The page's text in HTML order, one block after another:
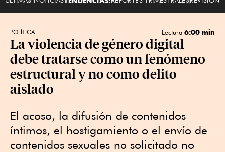
POLÍTICA Lectura 6:00 min
La violencia de género digital
debe tratarse como un fenómeno
estructural y no como delito
aislado
El acoso, la difusión de contenidos
íntimos, el hostigamiento o el envío de
contenidos sexuales no solicitado no